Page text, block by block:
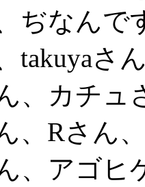
ぢなんで
takuyaさん
、カチュ
、Rさん
、アゴヒ